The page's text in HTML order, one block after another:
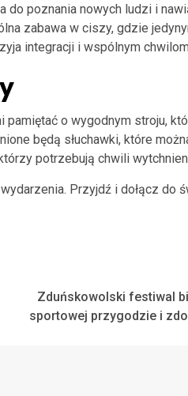
poznania nowych ludzi i
zabawa w ciszy, gdzie
integracji i wspólnym
o wygodnym stroju,
będą słuchawki, które
potrzebują chwili
Przyjdź i dołącz do
Zduńskowolski festiwal
sportowej przygodzie i